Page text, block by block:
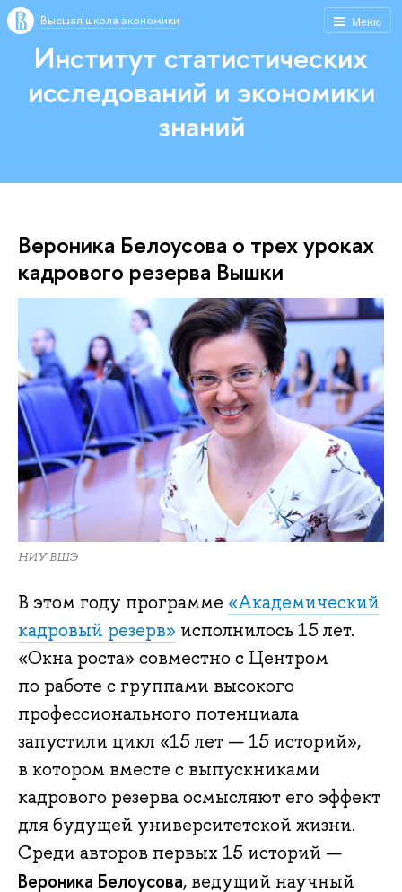
Меню
Высшая школа экономики
Институт статистических
исследований и экономики
знаний
Вероника Белоусова о трех уроках
кадрового резерва Вышки
НИУ ВШЭ
В этом году программе «Академический
кадровый резерв» исполнилось 15 лет.
«Окна роста» совместно с Центром
по работе с группами высокого
профессионального потенциала
запустили цикл «15 лет — 15 историй»,
в котором вместе с выпускниками
кадрового резерва осмысляют его эффект
для будущей университетской жизни.
Среди авторов первых 15 историй —
Вероника Белоусова, ведущий научный